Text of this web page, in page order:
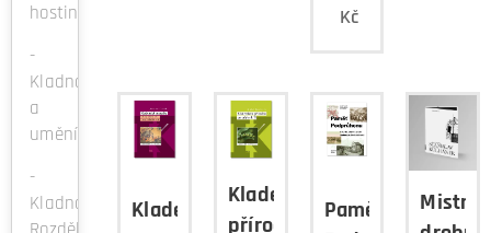
hostince
-
Kladno
a
umění
-
Kladno-
Kč
Kladenská
Kladenskou
přírodou
Paměť
Mistr